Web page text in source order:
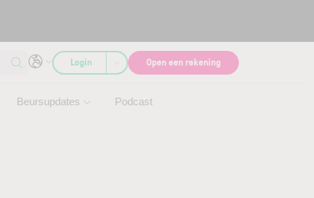
Beursupdates Podcast
Login Open een rekening